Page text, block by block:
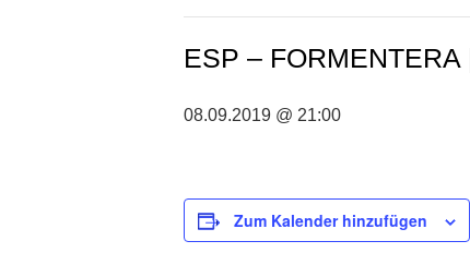
ESP –
08.09.2019 @ 21:00
Zum Kalender hinzufügen